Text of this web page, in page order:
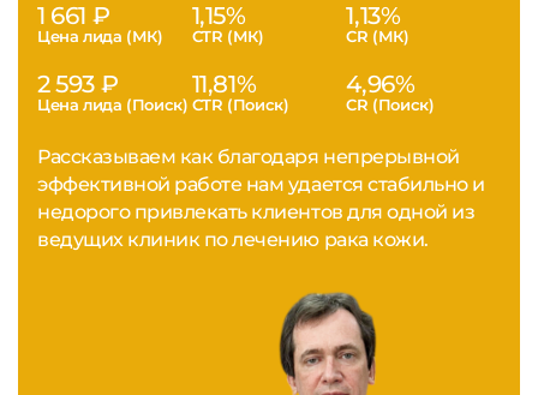
1 661 ₽
Цена лида (МК)
1,15%
CTR (МК)
1,13%
CR (МК)
2 593 ₽
Цена лида (Поиск)
11,81%
CTR (Поиск)
4,96%
CR (Поиск)
Рассказываем как благодаря непрерывной
эффективной работе нам удается стабильно и
недорого привлекать клиентов для одной из
ведущих клиник по лечению рака кожи.